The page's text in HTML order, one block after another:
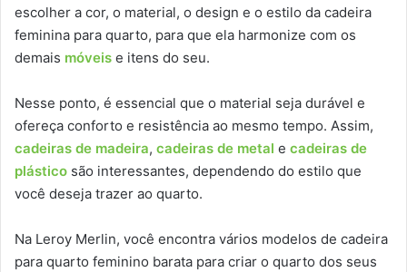
escolher a cor, o material, o design e o estilo da cadeira
feminina para quarto, para que ela harmonize com os
demais móveis e itens do seu.
Nesse ponto, é essencial que o material seja durável e
ofereça conforto e resistência ao mesmo tempo. Assim,
cadeiras de madeira, cadeiras de metal e cadeiras de
plástico são interessantes, dependendo do estilo que
você deseja trazer ao quarto.
Na Leroy Merlin, você encontra vários modelos de cadeira
para quarto feminino barata para criar o quarto dos seus